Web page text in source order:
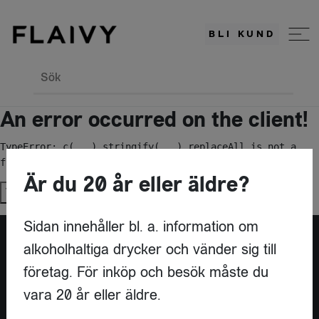
BLI KUND
Sök
An error occurred on the client!
TypeError: c(...).stringify(...).replaceAll is not a
function
Try again
Är du leverantör?
Är du 20 år eller äldre?
Sidan innehåller bl. a. information om
alkoholhaltiga drycker och vänder sig till
företag. För inköp och besök måste du
vara 20 år eller äldre.